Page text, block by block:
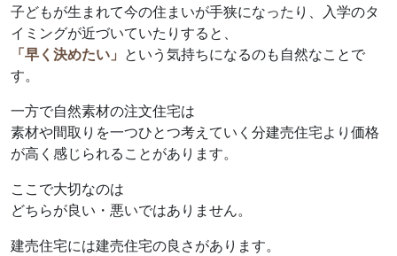
子どもが生まれて今の住まいが手狭になったり、入学のタ
イミングが近づいていたりすると、
「早く決めたい」 という気持ちになるのも自然なことで
す。
一方で自然素材の注文住宅は
素材や間取りを一つひとつ考えていく分建売住宅より価格
が高く感じられることがあります。
ここで大切なのは
どちらが良い・悪いではありません。
建売住宅には建売住宅の良さがあります。